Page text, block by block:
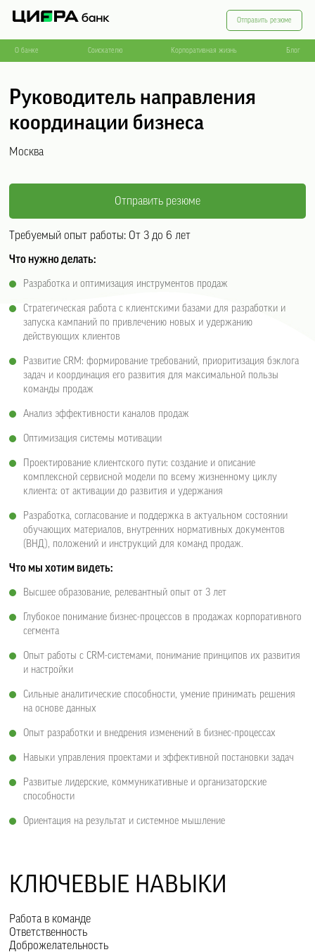
О банке Соискателю Корпоративная жизнь Блог
Отправить резюме
Руководитель направления
координации бизнеса
Москва
Отправить резюме
Требуемый опыт работы: От 3 до 6 лет
Что нужно делать:
Разработка и оптимизация инструментов продаж
Стратегическая работа с клиентскими базами для разработки и
запуска кампаний по привлечению новых и удержанию
действующих клиентов
Развитие CRM: формирование требований, приоритизация бэклога
задач и координация его развития для максимальной пользы
команды продаж
Анализ эффективности каналов продаж
Оптимизация системы мотивации
Проектирование клиентского пути: создание и описание
комплексной сервисной модели по всему жизненному циклу
клиента: от активации до развития и удержания
Разработка, согласование и поддержка в актуальном состоянии
обучающих материалов, внутренних нормативных документов
(ВНД), положений и инструкций для команд продаж.
Что мы хотим видеть:
Высшее образование, релевантный опыт от 3 лет
Глубокое понимание бизнес-процессов в продажах корпоративного
сегмента
Опыт работы с CRM-системами, понимание принципов их развития
и настройки
Сильные аналитические способности, умение принимать решения
на основе данных
Опыт разработки и внедрения изменений в бизнес-процессах
Навыки управления проектами и эффективной постановки задач
Развитые лидерские, коммуникативные и организаторские
способности
Ориентация на результат и системное мышление
КЛЮЧЕВЫЕ НАВЫКИ
Работа в команде
Ответственность
Доброжелательность